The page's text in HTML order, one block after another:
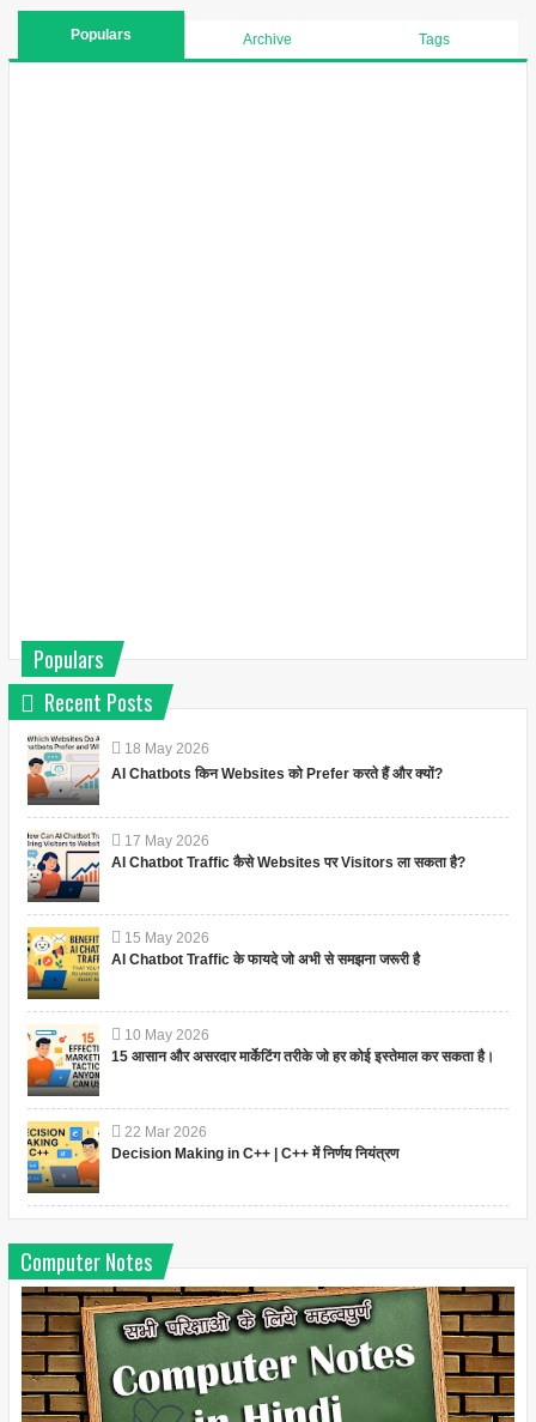
Populars Archive Tags
Populars
Recent Posts
18 May 2026
AI Chatbots किन Websites को Prefer करते हैं और क्यों?
17 May 2026
AI Chatbot Traffic कैसे Websites पर Visitors ला सकता है?
15 May 2026
AI Chatbot Traffic के फायदे जो अभी से समझना जरूरी है
10 May 2026
15 आसान और असरदार मार्केटिंग तरीके जो हर कोई इस्तेमाल कर सकता है।
22 Mar 2026
Decision Making in C++ | C++ में निर्णय नियंत्रण
Computer Notes